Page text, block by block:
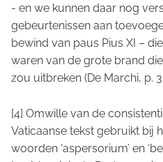
- en we kunnen daar nog
gebeurtenissen aan
bewind van paus Pius XI –
waren van de grote brand
zou uitbreken (De Marchi, p.
[4] Omwille van de
Vaticaanse tekst gebruikt bij
woorden ‘aspersorium’ en